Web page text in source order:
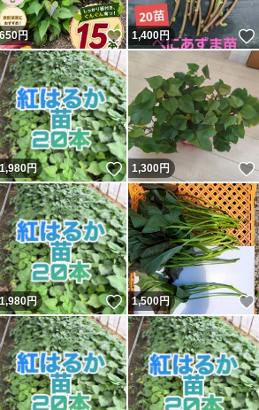
いね！
650円 いいね！
1,400円
いね！
1,980円 いいね！
1,300円
いね！
1,980円 いいね！
1,500円